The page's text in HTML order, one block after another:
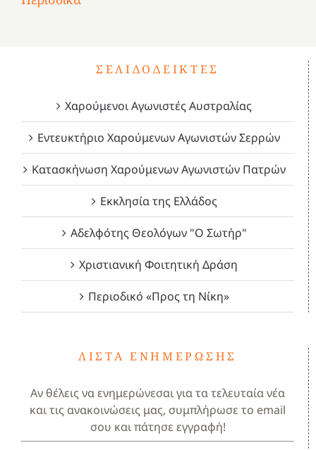
1821
2023!
2023!
2023!
ΣΕΛΙΔΟΔΕΊΚΤΕΣ
Χαρούμενοι Αγωνιστές Αυστραλίας
Εντευκτήριο Χαρούμενων Αγωνιστών Σερρών
Κατασκήνωση Χαρούμενων Αγωνιστών Πατρών
Εκκλησία της Ελλάδος
Αδελφότης Θεολόγων "Ο Σωτήρ"
Χριστιανική Φοιτητική Δράση
Περιοδικό «Προς τη Νίκη»
ΛΊΣΤΑ ΕΝΗΜΈΡΩΣΗΣ
Αν θέλεις να ενημερώνεσαι για τα τελευταία νέα
και τις ανακοινώσεις μας, συμπλήρωσε το email
σου και πάτησε εγγραφή!